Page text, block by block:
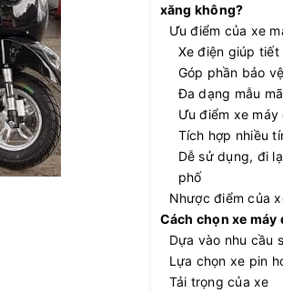
xăng không?
Ưu điểm của xe
Xe điện giúp
Góp phần bảo
Đa dạng mẫu mã
Ưu điểm xe máy
Tích hợp nhiều
Dễ sử dụng, đi
phố
Nhược điểm của
Cách chọn xe máy
Dựa vào nhu cầu
Lựa chọn xe pin
Tải trọng của xe